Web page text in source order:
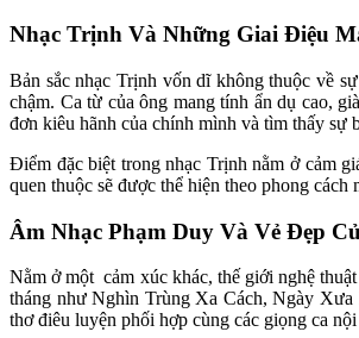
Nhạc Trịnh Và Những Giai Điệu
Bản sắc nhạc Trịnh vốn dĩ không thuộc về
chậm. Ca từ của ông mang tính ẩn dụ cao,
đơn kiêu hãnh của chính mình và tìm thấy sự
Điểm đặc biệt trong nhạc Trịnh nằm ở cảm
quen thuộc sẽ được thể hiện theo phong
Âm Nhạc Phạm Duy Và Vẻ Đẹp
Nằm ở một  cảm xúc khác, thế giới nghệ
tháng như Nghìn Trùng Xa Cách, Ngày
thơ điêu luyện phối hợp cùng các giọng ca